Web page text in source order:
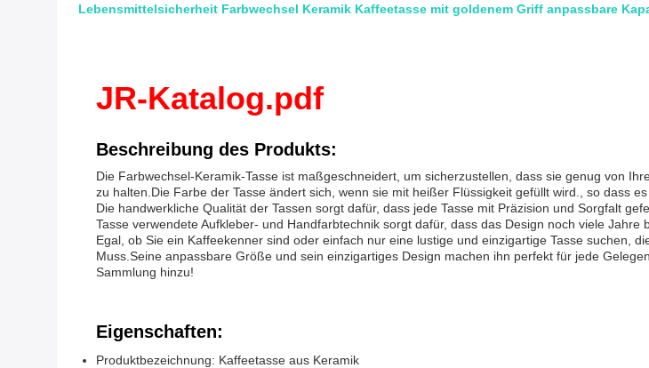
Lebensmittelsicherheit Farbwechsel Keramik Kaffeetasse mit goldenem Griff anpassbare
JR-Katalog.pdf
Beschreibung des Produkts:
Die Farbwechsel-Keramik-Tasse ist maßgeschneidert, um sicherzustellen, dass sie genug von
zu halten.Die Farbe der Tasse ändert sich, wenn sie mit heißer Flüssigkeit gefüllt wird., so dass
Die handwerkliche Qualität der Tassen sorgt dafür, dass jede Tasse mit Präzision und Sorgfalt
Tasse verwendete Aufkleber- und Handfarbtechnik sorgt dafür, dass das Design noch viele Jahre
Egal, ob Sie ein Kaffeekenner sind oder einfach nur eine lustige und einzigartige Tasse suchen,
Muss.Seine anpassbare Größe und sein einzigartiges Design machen ihn perfekt für jede
Sammlung hinzu!
Eigenschaften:
Produktbezeichnung: Kaffeetasse aus Keramik